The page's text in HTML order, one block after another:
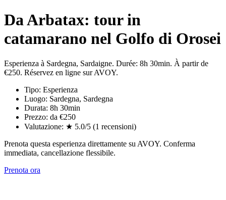
Da Arbatax: tour in
catamarano nel Golfo di Orosei
Esperienza à Sardegna, Sardaigne. Durée: 8h 30min. À partir de
€250. Réservez en ligne sur AVOY.
Tipo: Esperienza
Luogo: Sardegna, Sardegna
Durata: 8h 30min
Prezzo: da €250
Valutazione: ★ 5.0/5 (1 recensioni)
Prenota questa esperienza direttamente su AVOY. Conferma
immediata, cancellazione flessibile.
Prenota ora